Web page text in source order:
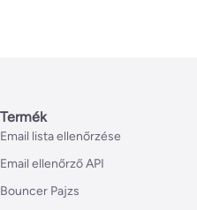
Termék
Email lista ellenőrzése
Email ellenőrző API
Bouncer Pajzs